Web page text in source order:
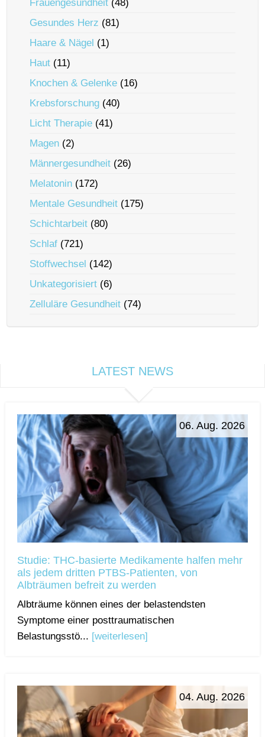
Frauengesundheit (48)
Gesundes Herz (81)
Haare & Nägel (1)
Haut (11)
Knochen & Gelenke (16)
Krebsforschung (40)
Licht Therapie (41)
Magen (2)
Männergesundheit (26)
Melatonin (172)
Mentale Gesundheit (175)
Schichtarbeit (80)
Schlaf (721)
Stoffwechsel (142)
Unkategorisiert (6)
Zelluläre Gesundheit (74)
LATEST NEWS
06. Aug. 2026
Studie: THC-basierte Medikamente halfen mehr
als jedem dritten PTBS-Patienten, von
Albträumen befreit zu werden
Albträume können eines der belastendsten
Symptome einer posttraumatischen
Belastungsstö... [weiterlesen]
04. Aug. 2026